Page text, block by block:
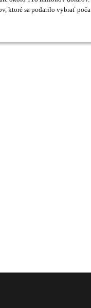
ktoré sa podarilo vybrať počas